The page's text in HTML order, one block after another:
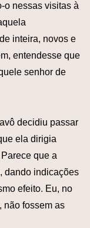
o nessas visitas à
inteira, novos e
entendesse que
senhor de
decidiu passar
ela dirigia
que a
dando indicações
efeito. Eu, no
não fossem as